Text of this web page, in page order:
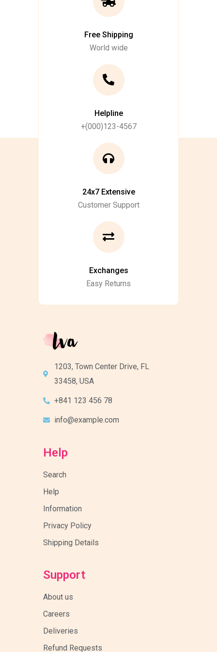
Free Shipping
World wide
Helpline
+(000)123-4567
24x7 Extensive
Customer Support
Exchanges
Easy Returns
1203, Town Center Drive, FL
33458, USA
+841 123 456 78
info@example.com
Help
Search
Help
Information
Privacy Policy
Shipping Details
Support
About us
Careers
Deliveries
Refund Requests